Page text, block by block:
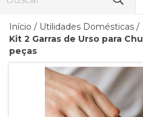
Início / Utilidades Domésticas /
Kit 2 Garras de Urso para
peças